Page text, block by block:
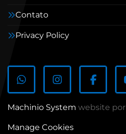
Contato
Privacy Policy
whatsappinstagram
Machinio System website por
Manage Cookies